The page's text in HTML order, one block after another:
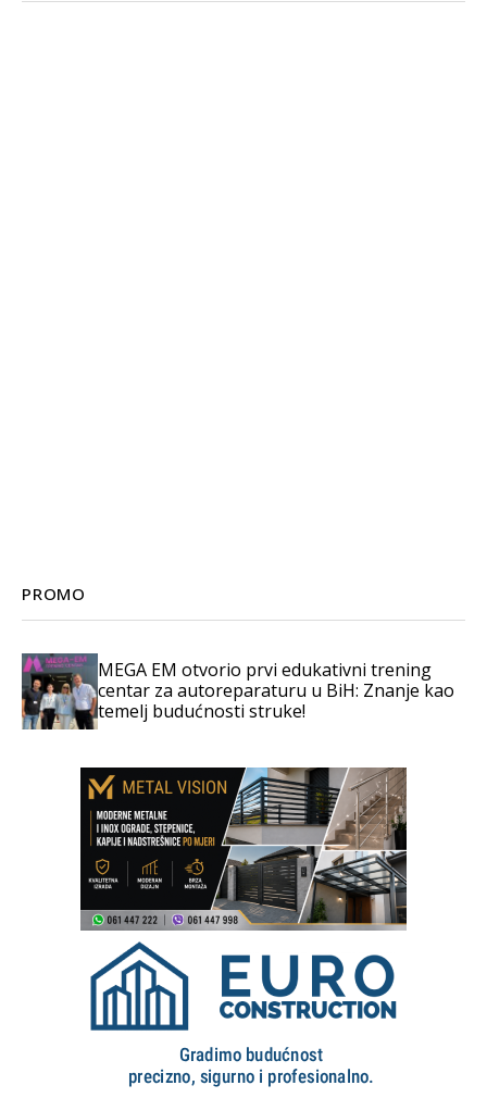
PROMO
MEGA EM otvorio prvi edukativni trening
centar za autoreparaturu u BiH: Znanje kao
temelj budućnosti struke!